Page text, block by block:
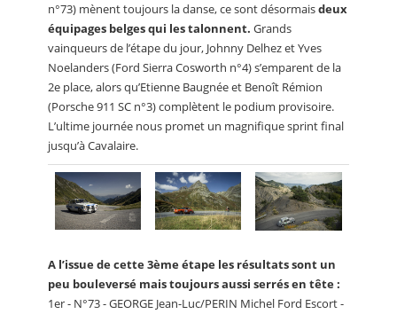
n°73) mènent toujours la danse, ce sont désormaisdeux
équipages belges qui les talonnent. Grands
vainqueurs de l’étape du jour, Johnny Delhez et Yves
Noelanders (Ford Sierra Cosworth n°4) s’emparent de la
2e place, alors qu’Etienne Baugnée et Benoît Rémion
(Porsche 911 SC n°3) complètent le podium provisoire.
L’ultime journée nous promet un magnifique sprint final
jusqu’à Cavalaire.
A l’issue de cette 3ème étape les résultats sont un
peu bouleversé mais toujours aussi serrés en tête :
1er - N°73 - GEORGE Jean-Luc/PERIN Michel Ford Escort -